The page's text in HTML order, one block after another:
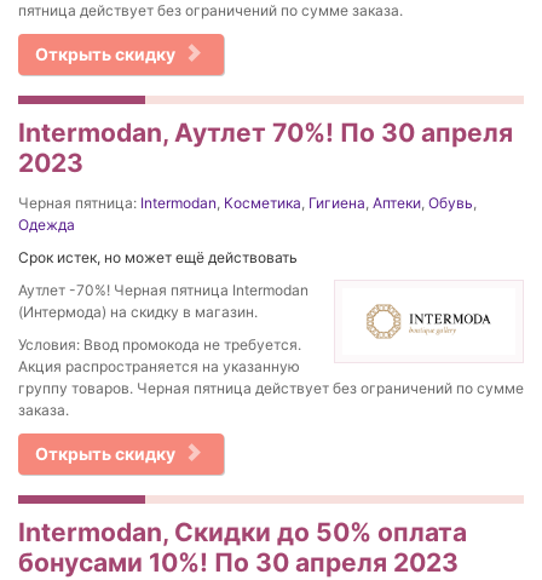
пятница действует без ограничений по сумме заказа.
Открыть скидку
Intermodan, Аутлет 70%! По 30 апреля
2023
Черная пятница: Intermodan, Косметика, Гигиена, Аптеки, Обувь,
Одежда
Срок истек, но может ещё действовать
Аутлет -70%! Черная пятница Intermodan
(Интермода) на скидку в магазин.
Условия: Ввод промокода не требуется.
Акция распространяется на указанную
группу товаров. Черная пятница действует без ограничений по сумме
заказа.
Открыть скидку
Intermodan, Скидки до 50% оплата
бонусами 10%! По 30 апреля 2023